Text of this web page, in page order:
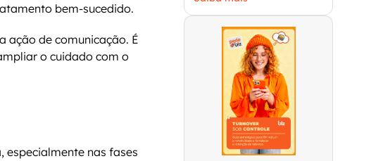
bem-sucedido.
ação de comunicação. É
o cuidado com o
nas fases